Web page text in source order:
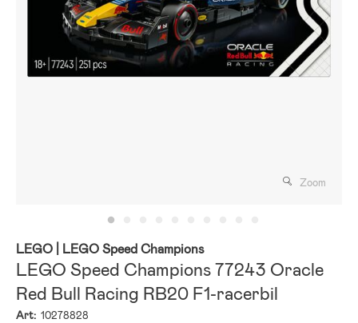
Zoom
LEGO | LEGO Speed Champions
LEGO Speed Champions 77243 Oracle
Red Bull Racing RB20 F1-racerbil
Art: 10278828